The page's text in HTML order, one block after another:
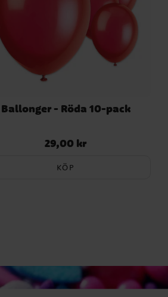
Ballonger - Röda 10-pack
Pris:29,00 kr
29,00 kr
KÖP